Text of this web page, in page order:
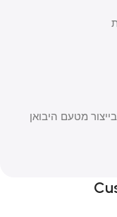
מטעם היבואן